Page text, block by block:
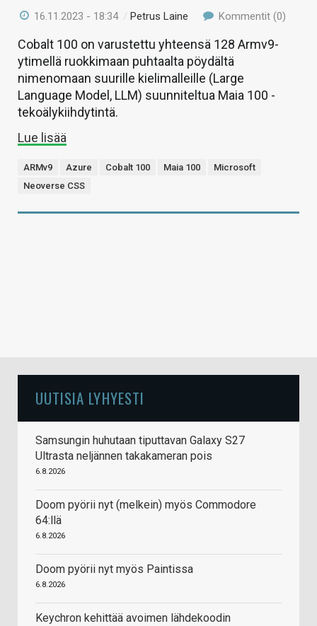
16.11.2023 - 18:34 /Petrus Laine Kommentit (0)
Cobalt 100 on varustettu yhteensä 128 Armv9-
ytimellä ruokkimaan puhtaalta pöydältä
nimenomaan suurille kielimalleille (Large
Language Model, LLM) suunniteltua Maia 100 -
tekoälykiihdytintä.
Lue lisää
ARMv9 Azure Cobalt 100 Maia 100
Microsoft
Neoverse CSS
UUTISIA LYHYESTI
Samsungin huhutaan tiputtavan Galaxy S27
Ultrasta neljännen takakameran pois
6.8.2026
Doom pyörii nyt (melkein) myös Commodore
64:llä
6.8.2026
Doom pyörii nyt myös Paintissa
6.8.2026
Keychron kehittää avoimen lähdekoodin